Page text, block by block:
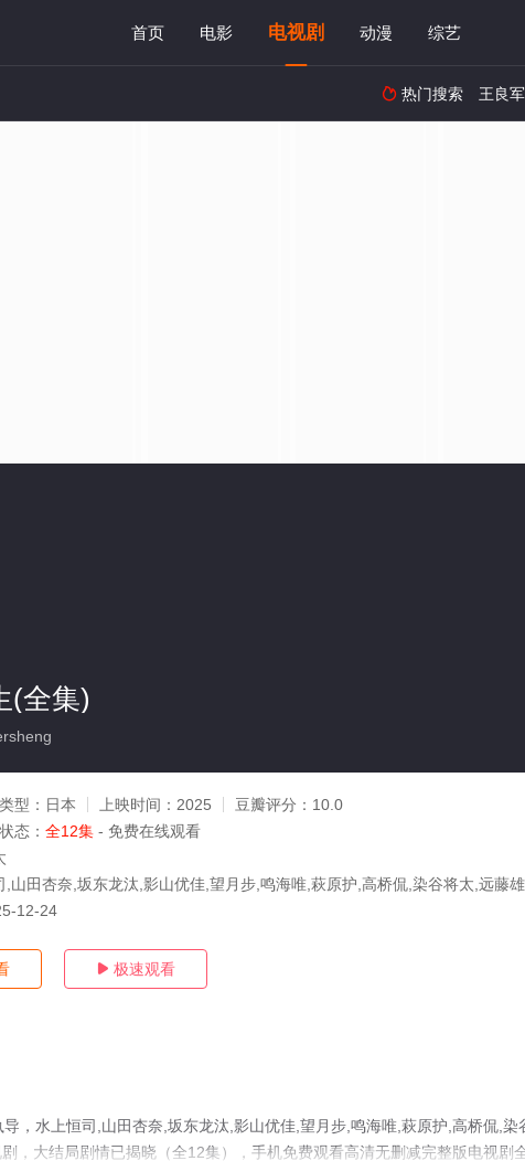
首页 电影 电视剧 动漫 综艺
 热门搜索 王良
(全集)
类型： 日本 上映时间： 2025 豆瓣评分： 10.0
状态： 全12集 - 免费在线观看
,山田杏奈,坂东龙汰,影山优佳,望月步,鸣海唯,萩原护,高桥侃,染谷将太,远藤
12-24
 极速观看
，水上恒司,山田杏奈,坂东龙汰,影山优佳,望月步,鸣海唯,萩原护,高桥侃,染
，大结局剧情已揭晓（全12集），手机免费观看高清无删减完整版电视剧